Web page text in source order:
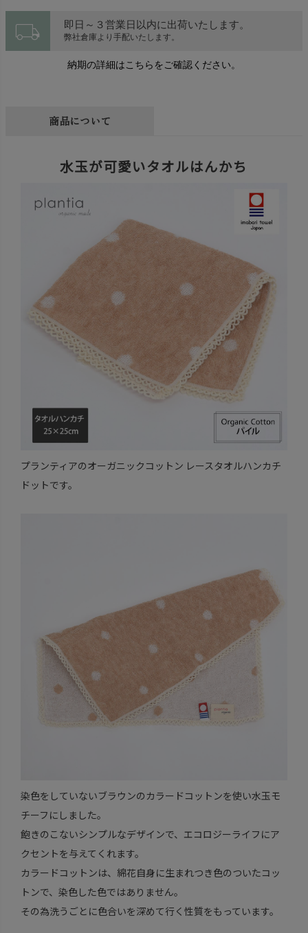
local_shipping 即日～３営業日以内に出荷いたします。
弊社倉庫より手配いたします。
納期の詳細はこちらをご確認ください。
商品について
水玉が可愛いタオルはんかち
プランティアのオーガニックコットン レースタオルハンカチ
ドットです。
染色をしていないブラウンのカラードコットンを使い水玉モ
チーフにしました。
飽きのこないシンプルなデザインで、エコロジーライフにア
クセントを与えてくれます。
カラードコットンは、綿花自身に生まれつき色のついたコッ
トンで、染色した色ではありません。
その為洗うごとに色合いを深めて行く性質をもっています。